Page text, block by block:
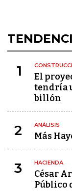
1
El
tendría
billón
2 ANÁLISIS
Más
3 HACIENDA
César
Público